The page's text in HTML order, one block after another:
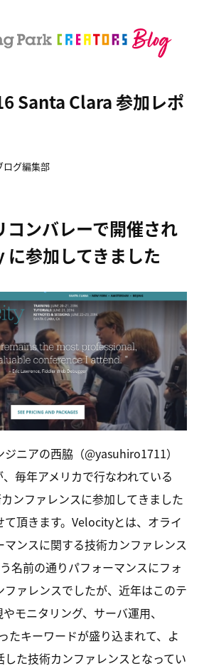
Santa Clara 参加レポ
ログ編集部
コンバレーで開催され
参加してきました
ニアの西脇（@yasuhiro1711）
毎年アメリカで行なわれている
ンファレンスに参加してきました
頂きます。Velocityとは、オライ
マンスに関する技術カンファレンス
名前の通りパフォーマンスにフォ
ァレンスでしたが、近年はこのテ
モニタリング、サーバ運用、
たキーワードが盛り込まれて、よ
した技術カンファレンスとなってい